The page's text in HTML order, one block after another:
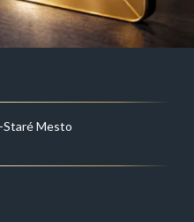
Staré Mesto